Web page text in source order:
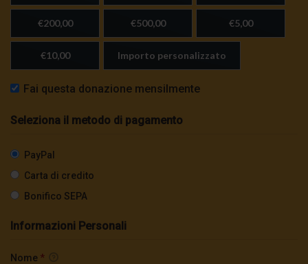
€200,00 €500,00 €5,00
€10,00 Importo personalizzato
Fai questa donazione mensilmente
Seleziona il metodo di pagamento
PayPal
Carta di credito
Bonifico SEPA
Informazioni Personali
Nome *